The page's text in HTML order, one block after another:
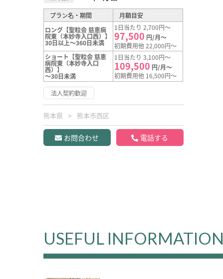
プラン名・期間
月額目安
ロング【聖粒会 慈恵病
院東（本妙寺入口西）】
30日以上～360日未満
1日当たり 2,700円～
97,500 円/月～
初期費用他 22,000円～
ショート【聖粒会 慈恵
病院東（本妙寺入口
西）】
～30日未満
1日当たり 3,100円～
109,500 円/月～
初期費用他 16,500円～
法人契約歓迎
熊本県 熊本市西区
お問合わせ 電話する
USEFUL INFORMATION